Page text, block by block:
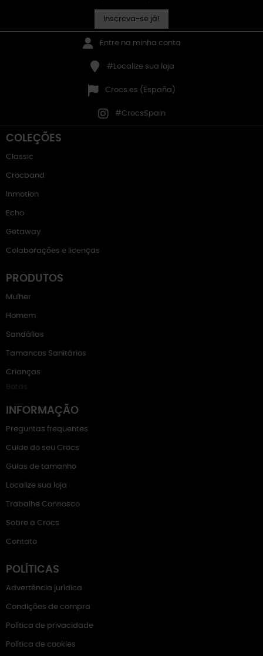
Inscreva-se já!
Entre na minha conta
#Localize sua loja
Crocs.es (España)
#CrocsSpain
COLEÇÕES
Classic
Crocband
Inmotion
Echo
Getaway
Colaborações e licenças
PRODUTOS
Mulher
Homem
Sandálias
Tamancos Sanitários
Crianças
Botas
INFORMAÇÃO
Preguntas frequentes
Cuide do seu Crocs
Guias de tamanho
Localize sua loja
Trabalhe Connosco
Sobre a Crocs
Contato
POLÍTICAS
Advertência jurídica
Condições de compra
Política de privacidade
Política de cookies